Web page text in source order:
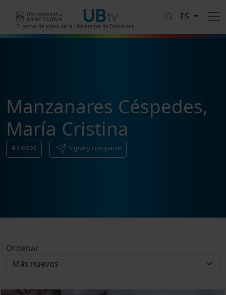
El portal de vídeo de la Universitat de Barcelona
ES
Manzanares Céspedes,
María Cristina
4vídeos Sigue y comparte
Ordenar